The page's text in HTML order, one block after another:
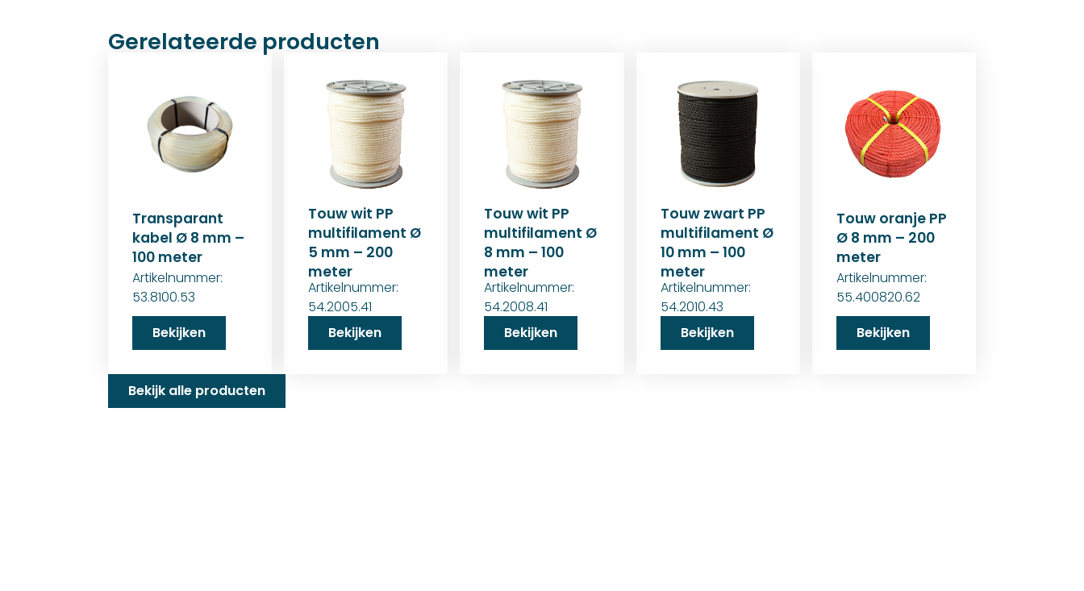
Gerelateerde producten
Transparant
kabel Ø 8 mm –
100 meter
Artikelnummer:
53.8100.53
Bekijken
Touw wit PP
multifilament Ø
5 mm – 200
meter
Artikelnummer:
54.2005.41
Bekijken
Touw wit PP
multifilament Ø
8 mm – 100
meter
Artikelnummer:
54.2008.41
Bekijken
Touw zwart PP
multifilament Ø
10 mm – 100
meter
Artikelnummer:
54.2010.43
Bekijken
Touw oranje PP
Ø 8 mm – 200
meter
Artikelnummer:
55.400820.62
Bekijken
Bekijk alle producten